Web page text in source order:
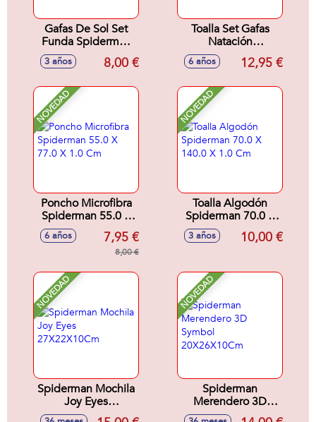
Gafas De Sol Set
Funda Spiderman
16.5 X 17.0 X 1.5
3 años 8,00 €
Toalla Set Gafas
Natación
Spiderman 24.0 X
34.0 X 6.0 Cm
6 años 12,95 €
NOVEDAD
Poncho Microfibra
Spiderman 55.0 X
77.0 X 1.0 Cm
6 años 7,95 €
8,00 €
NOVEDAD
Toalla Algodón
Spiderman 70.0 X
140.0 X 1.0 Cm
3 años 10,00 €
NOVEDAD
Spiderman Mochila
Joy Eyes
27X22X10Cm
NOVEDAD
Spiderman
Merendero 3D
Symbol